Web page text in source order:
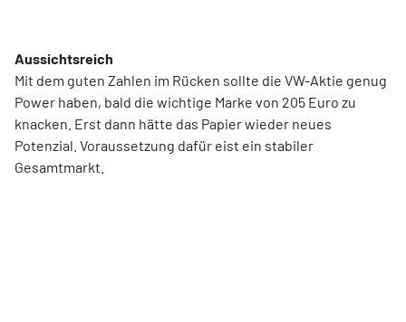
Aussichtsreich
Mit dem guten Zahlen im Rücken sollte die VW-Aktie genug
Power haben, bald die wichtige Marke von 205 Euro zu
knacken. Erst dann hätte das Papier wieder neues
Potenzial. Voraussetzung dafür eist ein stabiler
Gesamtmarkt.